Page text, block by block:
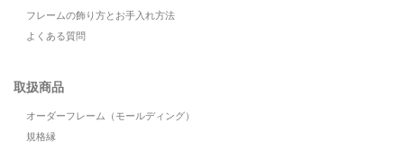
フレームの飾り方とお手入れ方法
よくある質問
取扱商品
オーダーフレーム（モールディング）
規格縁